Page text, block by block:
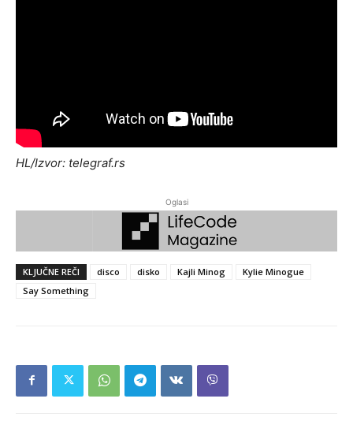
HL/Izvor: telegraf.rs
Oglasi
KLJUČNE REČI disco disko Kajli Minog
Kylie Minogue
Say Something